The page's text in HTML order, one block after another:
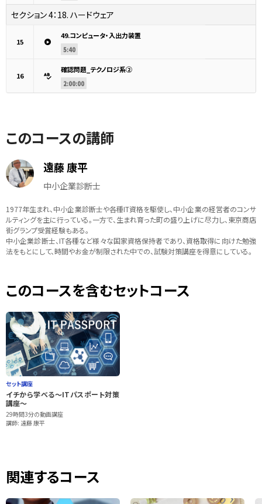
セクション 4： 18. ハードウェア
15
49.コンピュータ・入出力装置
5:40
16
確認問題_テクノロジ系②
2:00:00
このコースの講師
遠藤 康平
中小企業診断士
1977年生まれ、中小企業診断士や各種IT資格を駆使し、中小企業の経営者のコンサ
ルティングを主に行っている。一方で、生まれ育った町の盛り上げに尽力し、東京商店
街グランプ受賞経験もある。
中小企業診断士、IT各種など様々な国家資格保持者であり、資格取得に向けた勉強
法をもとにして、時間やお金が制限された中での、試験対策講座を得意にしている。
このコースを含むセットコース
セット講座
イチから学べる～ITパスポート対策
講座～
29時間3分の動画講座
講師: 遠藤 康平
関連するコース